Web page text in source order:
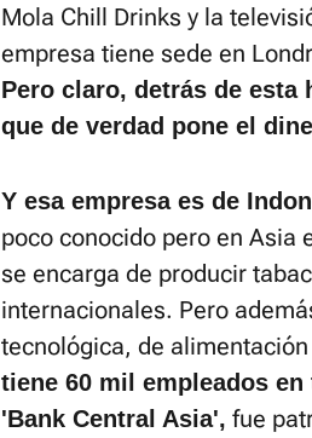
Mola Chill Drinks y la
empresa tiene sede en
Pero claro, detrás de esta
que de verdad pone el
Y esa empresa es de
poco conocido pero en Asia
se encarga de producir
internacionales. Pero
tecnológica, de
tiene 60 mil empleados
'Bank Central Asia', fue